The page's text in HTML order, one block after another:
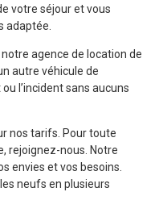
votre séjour et vous
adaptée.
notre agence de location de
autre véhicule de
l’incident sans aucuns
nos tarifs. Pour toute
rejoignez-nous. Notre
envies et vos besoins.
neufs en plusieurs